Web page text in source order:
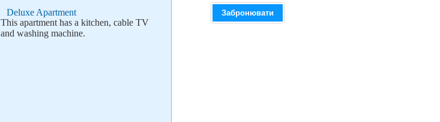
Deluxe Apartment
This apartment has a kitchen, cable TV
and washing machine.
Забронювати